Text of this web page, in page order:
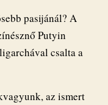
pasijánál? A
Putyin
csalta a
az ismert